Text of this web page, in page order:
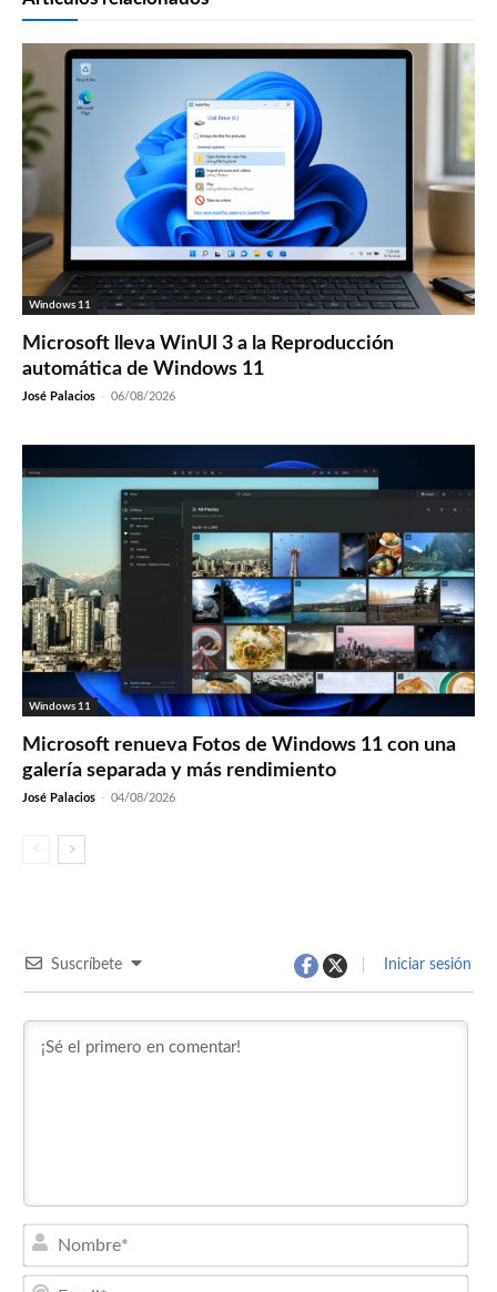
Windows 11
Microsoft lleva WinUI 3 a la Reproducción
automática de Windows 11
José Palacios - 06/08/2026
Windows 11
Microsoft renueva Fotos de Windows 11 con una
galería separada y más rendimiento
José Palacios - 04/08/2026
Suscríbete Iniciar sesión